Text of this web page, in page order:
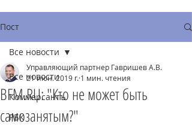
Пост
Все новости
Коммерсантъ
РБК
Все новости
BFM.RU: "Кто не может быть
самозанятым?"
Управляющий партнер Гавришев А.В.
21 июн. 2019 г. 1 мин. чтения